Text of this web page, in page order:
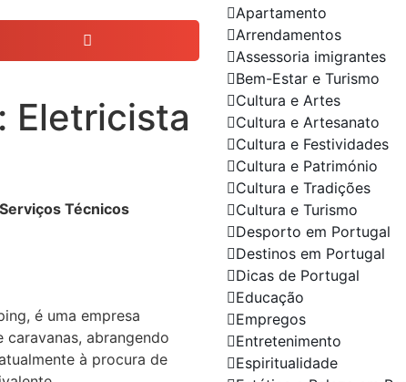
Eletricista
Técnicos
é uma empresa
abrangendo
à procura de
Apartamento
Arrendamentos
Assessoria imigrantes
Bem-Estar e Turismo
Cultura e Artes
Cultura e Artesanato
Cultura e Festividades
Cultura e Património
Cultura e Tradições
Cultura e Turismo
Desporto em Portugal
Destinos em Portugal
Dicas de Portugal
Educação
Empregos
Entretenimento
Espiritualidade